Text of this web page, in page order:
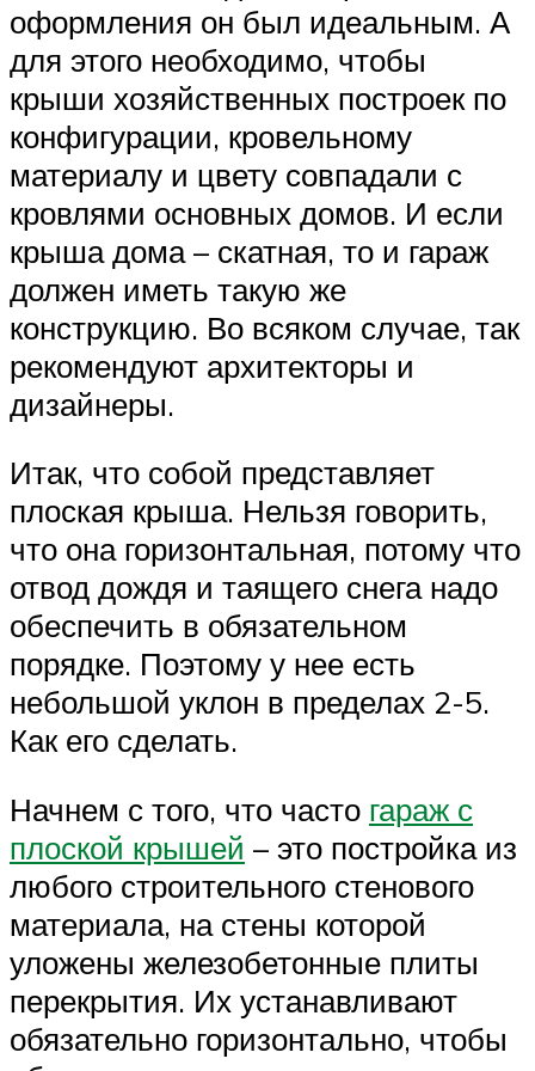
оформления он был идеальным. А
для этого необходимо, чтобы
крыши хозяйственных построек по
конфигурации, кровельному
материалу и цвету совпадали с
кровлями основных домов. И если
крыша дома – скатная, то и гараж
должен иметь такую же
конструкцию. Во всяком случае, так
рекомендуют архитекторы и
дизайнеры.
Итак, что собой представляет
плоская крыша. Нельзя говорить,
что она горизонтальная, потому что
отвод дождя и таящего снега надо
обеспечить в обязательном
порядке. Поэтому у нее есть
небольшой уклон в пределах 2-5.
Как его сделать.
Начнем с того, что часто гараж с
плоской крышей – это постройка из
любого строительного стенового
материала, на стены которой
уложены железобетонные плиты
перекрытия. Их устанавливают
обязательно горизонтально, чтобы